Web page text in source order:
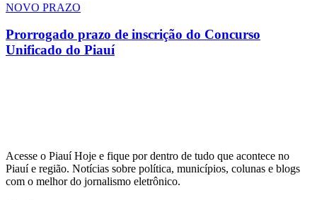
NOVO PRAZO
Prorrogado prazo de inscrição do Concurso
Unificado do Piauí
Acesse o Piauí Hoje e fique por dentro de tudo que acontece no
Piauí e região. Notícias sobre política, municípios, colunas e blogs
com o melhor do jornalismo eletrônico.